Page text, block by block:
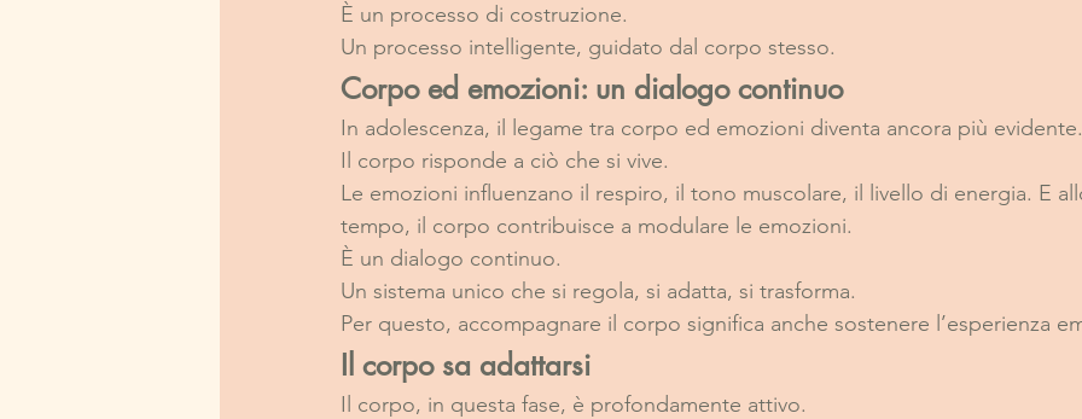
È un processo di costruzione.
Un processo intelligente, guidato dal corpo stesso.
Corpo ed emozioni: un dialogo continuo
In adolescenza, il legame tra corpo ed emozioni diventa ancora più evidente.
Il corpo risponde a ciò che si vive.
Le emozioni influenzano il respiro, il tono muscolare, il livello di energia. E
tempo, il corpo contribuisce a modulare le emozioni.
È un dialogo continuo.
Un sistema unico che si regola, si adatta, si trasforma.
Per questo, accompagnare il corpo significa anche sostenere l’esperienza
Il corpo sa adattarsi
Il corpo, in questa fase, è profondamente attivo.